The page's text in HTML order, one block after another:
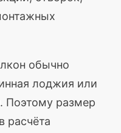
обычно
лоджия или
Поэтому размер
расчёта